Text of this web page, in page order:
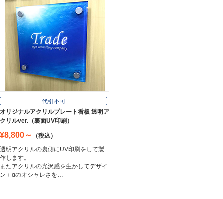
代引不可
オリジナルアクリルプレート看板 透明ア
クリルver.（裏面UV印刷）
¥8,800～
（税込）
透明アクリルの裏側にUV印刷をして製
作します。
またアクリルの光沢感を生かしてデザイ
ン＋αのオシャレさを…